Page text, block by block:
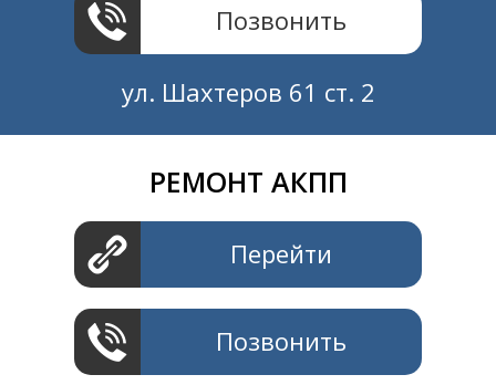
Позвонить
ул. Шахтеров 61 ст. 2
РЕМОНТ АКПП
Перейти
Позвонить